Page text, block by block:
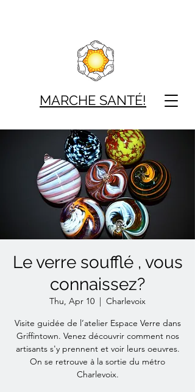
MARCHE SANTÉ!
Le verre soufflé , vous
connaissez?
Thu, Apr 10
  |
Charlevoix
Visite guidée de l’atelier Espace Verre dans
Griffintown. Venez découvrir comment nos
artisants s'y prennent et voir leurs oeuvres.
On se retrouve à la sortie du métro
Charlevoix.